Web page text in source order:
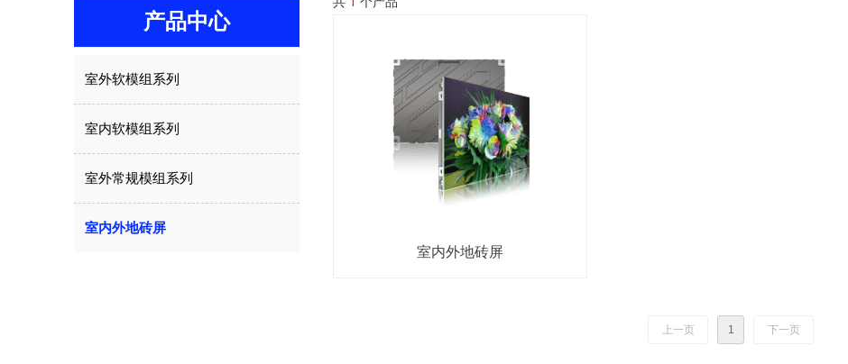
产品中心
室外软模组系列
室内软模组系列
室外常规模组系列
室内外地砖屏
室内外地砖屏
上一页 1 下一页